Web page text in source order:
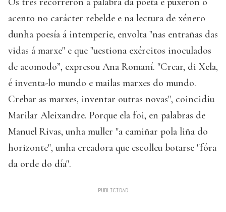
acento no carácter rebelde e na lectura de xénero
dunha poesía á intemperie, envolta "nas entrañas das
vidas á marxe" e que "uestiona exércitos inoculados
de acomodo”, expresou Ana Romaní. "Crear, di Xela,
é inventa-lo mundo e mailas marxes do mundo.
Crebar as marxes, inventar outras novas", coincidiu
Marilar Aleixandre. Porque ela foi, en palabras de
Manuel Rivas, unha muller "a camiñar pola liña do
horizonte", unha creadora que escolleu botarse "fóra
da orde do día".